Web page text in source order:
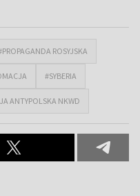
ROSYJSKA
#SYBERIA
ANTYPOLSKA NKWD